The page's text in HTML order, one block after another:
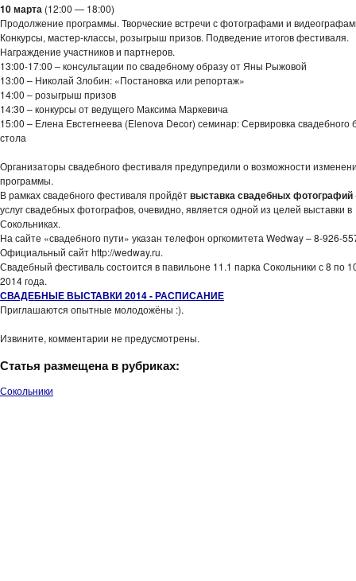
10 марта (12:00 — 18:00)
Продолжение программы. Творческие встречи с фотографами и
Конкурсы, мастер-классы, розыгрыш призов. Подведение итогов фестиваля.
Награждение участников и партнеров.
13:00-17:00 – консультации по свадебному образу от Яны Рыжовой
13:00 – Николай Злобин: «Постановка или репортаж»
14:00 – розыгрыш призов
14:30 – конкурсы от ведущего Максима Маркевича
15:00 – Елена Евстегнеева (Elenova Decor) семинар: Сервировка свадебного
стола
Организаторы свадебного фестиваля предупредили о возможности
программы.
В рамках свадебного фестиваля пройдётвыставка свадебных фотографий
услуг свадебных фотографов, очевидно, является одной из целей выставки в
Сокольниках.
На сайте «свадебного пути» указан телефон оргкомитета Wedway – 8-926-
Официальный сайт http://wedway.ru.
Свадебный фестиваль состоится в павильоне 11.1 парка Сокольники с 8 по
2014 года.
СВАДЕБНЫЕ ВЫСТАВКИ 2014 - РАСПИСАНИЕ
Приглашаются опытные молодожёны :).
Извините, комментарии не предусмотрены.
Статья размещена в рубриках:
Сокольники